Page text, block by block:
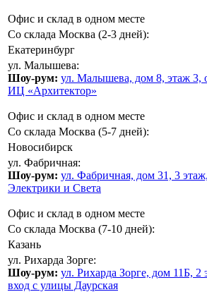
Офис и склад в одном месте
Со склада Москва (2-3 дней):
Екатеринбург
ул. Малышева:
Шоу-рум: ул. Малышева, дом 8, этаж 3,
ИЦ «Архитектор»
Офис и склад в одном месте
Со склада Москва (5-7 дней):
Новосибирск
ул. Фабричная:
Шоу-рум: ул. Фабричная, дом 31, 3
Электрики и Света
Офис и склад в одном месте
Со склада Москва (7-10 дней):
Казань
ул. Рихарда Зорге:
Шоу-рум: ул. Рихарда Зорге, дом 11Б, 2
вход с улицы Даурская